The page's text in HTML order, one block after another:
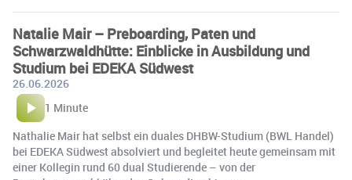
Natalie Mair – Preboarding, Paten und
Schwarzwaldhütte: Einblicke in Ausbildung und
Studium bei EDEKA Südwest
26.06.2026
1 Minute
Nathalie Mair hat selbst ein duales DHBW-Studium (BWL Handel)
bei EDEKA Südwest absolviert und begleitet heute gemeinsam mit
einer Kollegin rund 60 dual Studierende – von der